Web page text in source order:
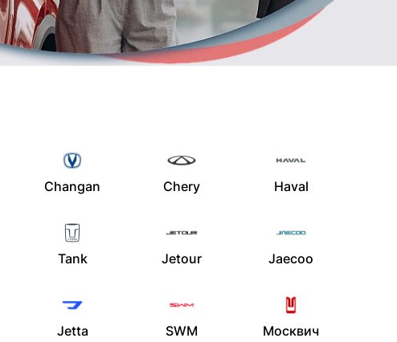
Changan Chery Haval
Tank Jetour Jaecoo
Jetta SWM Москвич